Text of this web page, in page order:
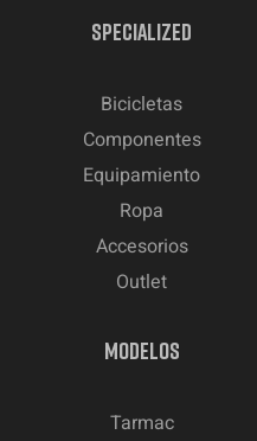
SPECIALIZED
Bicicletas
Componentes
Equipamiento
Ropa
Accesorios
Outlet
MODELOS
Tarmac